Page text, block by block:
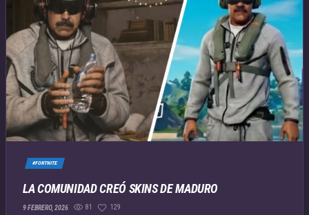
#FORTNITE
LA COMUNIDAD CREÓ SKINS DE MADURO
9 FEBRERO, 2026 81 129